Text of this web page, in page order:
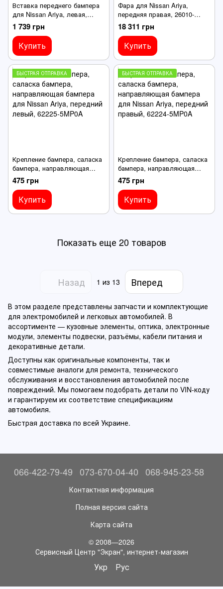
Вставка переднего бампера
для Nissan Ariya, левая,
62257-5MP1B/62257-5MR1B
1 739 грн
Купить
Фара для Nissan Ariya,
передняя правая, 26010-
5MR0A, Original Used
18 311 грн
Купить
БЫСТРАЯ ОТПРАВКА
Крепление бампера, саласка
бампера, направляющая
бампера для Nissan Ariya,
передний левый, 62225-
5MP0A
475 грн
Купить
БЫСТРАЯ ОТПРАВКА
Крепление бампера, саласка
бампера, направляющая
бампера для Nissan Ariya,
передний правый, 62224-
5MP0A
475 грн
Купить
Показать еще 20 товаров
Назад 1 из 13 Вперед
В этом разделе представлены запчасти и комплектующие
для электромобилей и легковых автомобилей. В
ассортименте — кузовные элементы, оптика, электронные
модули, элементы подвески, разъёмы, кабели питания и
декоративные детали.
Доступны как оригинальные компоненты, так и
совместимые аналоги для ремонта, технического
обслуживания и восстановления автомобилей после
повреждений. Мы помогаем подобрать детали по VIN-коду
и гарантируем их соответствие спецификациям
автомобиля.
Быстрая доставка по всей Украине.
066-422-79-49 073-670-04-40 068-945-23-58
Контактная информация
Полная версия сайта
Карта сайта
© 2008—2026
Сервисный Центр "Экран", интернет-магазин
Укр Рус